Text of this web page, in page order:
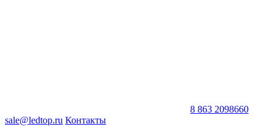
8 863 2098660
sale@ledtop.ru Контакты